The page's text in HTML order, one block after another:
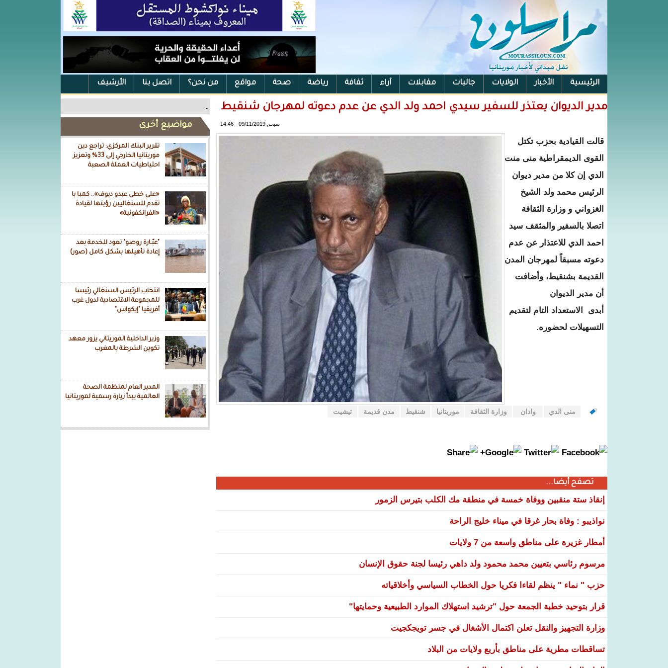
الرئيسية الأخبار الولايات جاليات مقابلات آراء ثقافة رياضة صحة مواقع من نحن؟ اتصل بنا الأرشيف
الفيس بوك .
مواضيع أخرى
تقرير البنك المركزي: تراجع دين
موريتانيا الخارجي إلى 33% وتعزيز
احتياطيات العملة الصعبة
«على خطى عبدو ديوف».. كمبا با
تقدم للسنغاليين رؤيتها لقيادة
«الفرانكفونية»
"عبّـارة روصو" تعود للخدمة بعد
إعادة تأهيلها بشكل كامل (صور)
انتخاب الرئيس السنغالي رئيسا
للمجموعة الاقتصادية لدول غرب
أفريقيا "إيكواس"
وزير الداخلية الموريتاني يزور معهد
تكوين الشرطة بالمغرب
المدير العام لمنظمة الصحة
العالمية يبدأ زيارة رسمية لموريتانيا
مدير الديوان يعتذر للسفير سيدي احمد ولد الدي عن عدم دعوته لمهرجان شنقيط
سبت, 09/11/2019 - 14:46
قالت القيادية بحزب تكتل
القوى الديمقراطية منى منت
الدي إن كلا من مدير ديوان
الرئيس محمد ولد الشيخ
الغزواني و وزارة الثقافة
اتصلا بالسفير والمثقف سيد
احمد الدي للاعتذار عن عدم
دعوته مسبقاً لمهرجان المدن
القديمة بشنقيط، وأضافت
أن مدير الديوان
أبدى الاستعداد التام لتقديم
التسهيلات لحضوره.
منى الدي وادان وزارة الثقافة موريتانيا شنقيط مدن قديمة تيشيت
تصفح أيضا...
إنقاذ ستة منقبين ووفاة خمسة في منطقة مك الكلب بتيرس الزمور
نواذيبو : وفاة بحار غرقا في ميناء خليج الراحة
أمطار غزيرة على مناطق واسعة من 7 ولايات
مرسوم رئاسي بتعيين محمد محمود ولد داهي رئيسا لجنة حقوق الإنسان
حزب " نماء " ينظم لقاءا فكريا حول الخطاب السياسي وأخلاقياته
قرار بتوحيد خطبة الجمعة حول "ترشيد استهلاك الموارد الطبيعية وحمايتها"
وزارة التجهيز والنقل تعلن اكتمال الأشغال في جسر تويجكجيت
تساقطات مطرية على مناطق بأربع ولايات من البلاد